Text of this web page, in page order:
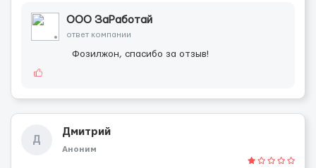
ООО ЗаРаботай
ответ компании
Фозилжон, спасибо за отзыв!
Д
Дмитрий
Аноним